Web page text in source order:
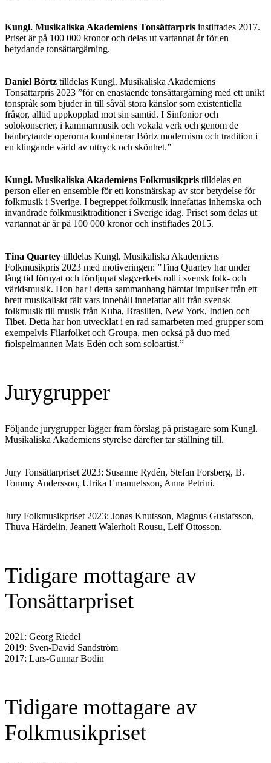
Kungl. Musikaliska Akademiens Tonsättarpris instiftades 2017.
Priset är på 100 000 kronor och delas ut vartannat år för en
betydande tonsättargärning.
Daniel Börtz tilldelas Kungl. Musikaliska Akademiens
Tonsättarpris 2023 ”för en enastående tonsättargärning med ett unikt
tonspråk som bjuder in till såväl stora känslor som existentiella
frågor, alltid uppkopplad mot sin samtid. I Sinfonior och
solokonserter, i kammarmusik och vokala verk och genom de
banbrytande operorna kombinerar Börtz modernism och tradition i
en klingande värld av uttryck och skönhet.”
Kungl. Musikaliska Akademiens Folkmusikpris tilldelas en
person eller en ensemble för ett konstnärskap av stor betydelse för
folkmusik i Sverige. I begreppet folkmusik innefattas inhemska och
invandrade folkmusiktraditioner i Sverige idag. Priset som delas ut
vartannat år är på 100 000 kronor och instiftades 2015.
Tina Quartey tilldelas Kungl. Musikaliska Akademiens
Folkmusikpris 2023 med motiveringen: ”Tina Quartey har under
lång tid förnyat och fördjupat slagverkets roll i svensk folk- och
världsmusik. Hon har i detta sammanhang hämtat impulser från ett
brett musikaliskt fält vars innehåll innefattar allt från svensk
folkmusik till musik från Kuba, Brasilien, New York, Indien och
Tibet. Detta har hon utvecklat i en rad samarbeten med grupper som
exempelvis Filarfolket och Groupa, men också på duo med
fiolspelmannen Mats Edén och som soloartist.”
Jurygrupper
Följande jurygrupper lägger fram förslag på pristagare som Kungl.
Musikaliska Akademiens styrelse därefter tar ställning till.
Jury Tonsättarpriset 2023: Susanne Rydén, Stefan Forsberg, B.
Tommy Andersson, Ulrika Emanuelsson, Anna Petrini.
Jury Folkmusikpriset 2023: Jonas Knutsson, Magnus Gustafsson,
Thuva Härdelin, Jeanett Walerholt Rousu, Leif Ottosson.
Tidigare mottagare av
Tonsättarpriset
2021: Georg Riedel
2019: Sven-David Sandström
2017: Lars-Gunnar Bodin
Tidigare mottagare av
Folkmusikpriset